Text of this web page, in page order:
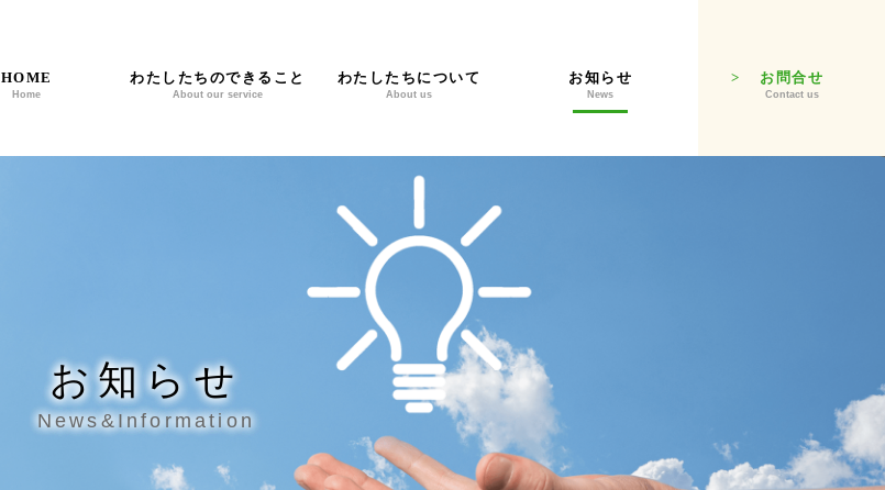
HOME
Home
わたしたちのできること
About our service
わたしたちについて
About us
お知らせ
News
お問合せ
Contact us
お知らせ
News&Information